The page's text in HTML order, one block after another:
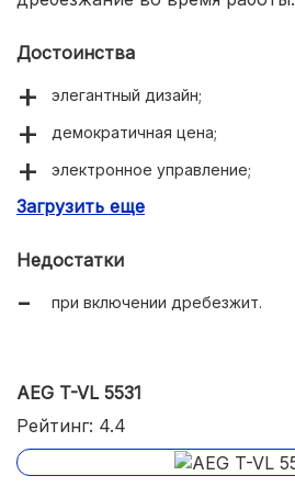
Достоинства
элегантный дизайн;
демократичная цена;
электронное управление;
тихая работа.
Загрузить еще
Недостатки
при включении дребезжит.
AEG T-VL 5531
Рейтинг: 4.4